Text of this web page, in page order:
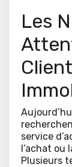
Les
service
l’achat ou
Plusieurs